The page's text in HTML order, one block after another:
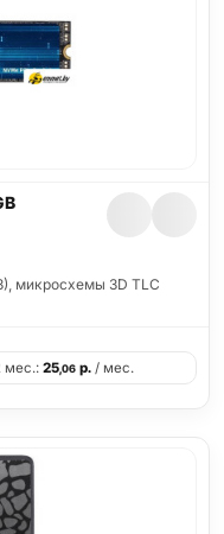
микросхемы 3D TLC
мес.: 25,06 р. / мес.